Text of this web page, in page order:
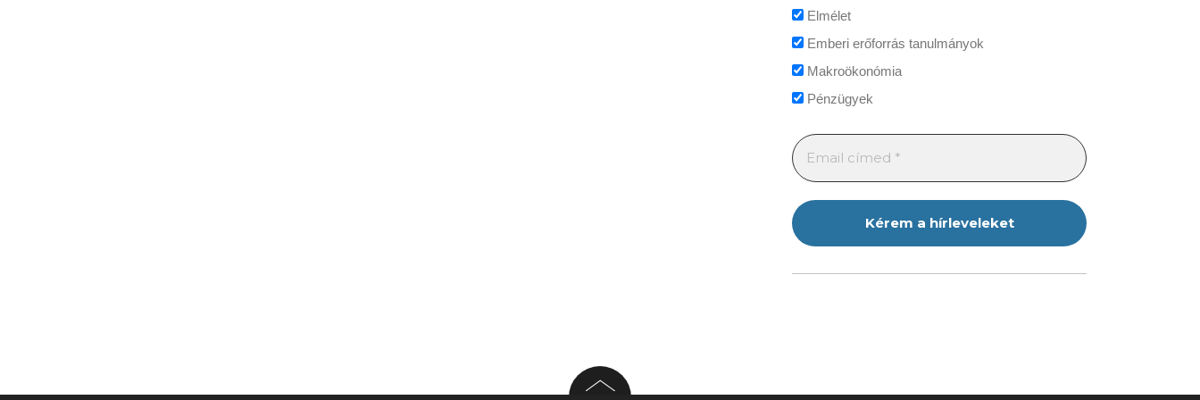
Elmélet
Emberi erőforrás tanulmányok
Makroökonómia
Pénzügyek